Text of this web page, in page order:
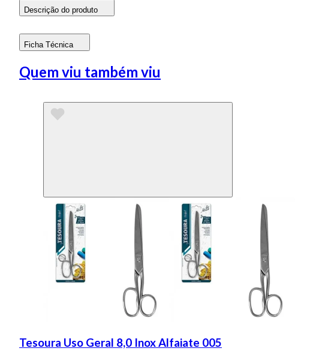
Descrição do produto
Ficha Técnica
Quem viu também viu
Tesoura Uso Geral 8,0 Inox Alfaiate 005